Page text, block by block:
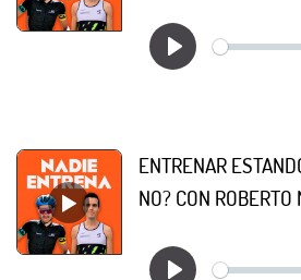
ENTRENAR
NO? CON